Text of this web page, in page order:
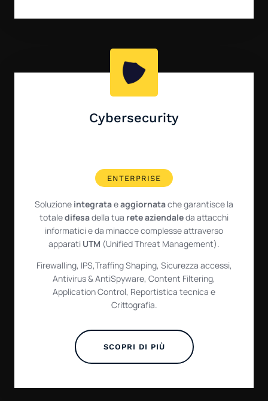
Cybersecurity
ENTERPRISE
Soluzione integrataeaggiornatache garantisce la
totaledifesadella tua rete aziendaleda attacchi
informatici e da minacce complesse attraverso
apparati UTM (Unified Threat Management).
Firewalling, IPS,Traffing Shaping, Sicurezza accessi,
Antivirus & AntiSpyware, Content Filtering,
Application Control, Reportistica tecnica e
Crittografia.
SCOPRI DI PIÙ